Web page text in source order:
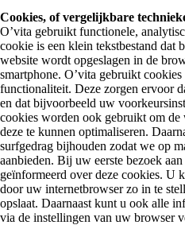
Cookies, of vergelijkbare
O’vita gebruikt functionele,
cookie is een klein tekstbestand dat
website wordt opgeslagen in de
smartphone. O’vita gebruikt
functionaliteit. Deze zorgen ervoor
en dat bijvoorbeeld uw
cookies worden ook gebruikt om de
deze te kunnen optimaliseren.
surfgedrag bijhouden zodat we op
aanbieden. Bij uw eerste bezoek
geïnformeerd over deze cookies. U
door uw internetbrowser zo in te
opslaat. Daarnaast kunt u ook alle
via de instellingen van uw browser